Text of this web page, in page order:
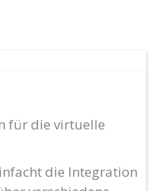
für die virtuelle
die Integration